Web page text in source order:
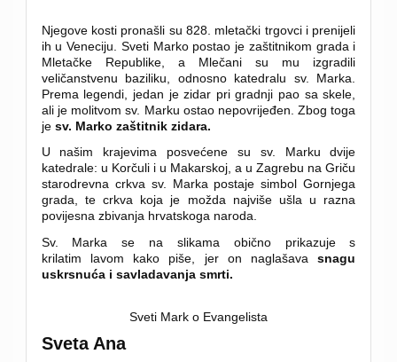
Njegove kosti pronašli su 828. mletački trgovci i prenijeli
ih u Veneciju. Sveti Marko postao je zaštitnikom grada i
Mletačke Republike, a Mlečani su mu izgradili
veličanstvenu baziliku, odnosno katedralu sv. Marka.
Prema legendi, jedan je zidar pri gradnji pao sa skele,
ali je molitvom sv. Marku ostao nepovrijeđen. Zbog toga
je sv. Marko zaštitnik zidara.
U našim krajevima posvećene su sv. Marku dvije
katedrale: u Korčuli i u Makarskoj, a u Zagrebu na Griču
starodrevna crkva sv. Marka postaje simbol Gornjega
grada, te crkva koja je možda najviše ušla u razna
povijesna zbivanja hrvatskoga naroda.
Sv. Marka se na slikama obično prikazuje s
krilatim lavom kako piše, jer on naglašavasnagu
uskrsnuća i savladavanja smrti.
Sveti Mark o Evangelista
Sveta Ana